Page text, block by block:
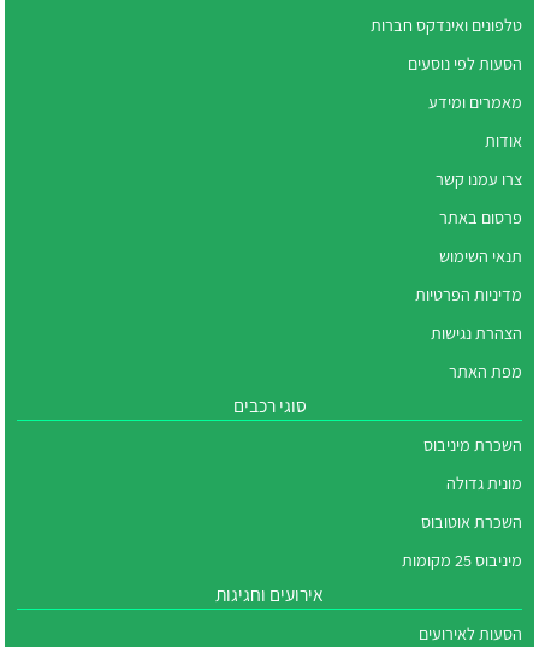
טלפונים ואינדקס חברות
הסעות לפי נוסעים
מאמרים ומידע
אודות
צרו עמנו קשר
פרסום באתר
תנאי השימוש
מדיניות הפרטיות
הצהרת נגישות
מפת האתר
סוגי רכבים
השכרת מיניבוס
מונית גדולה
השכרת אוטובוס
מיניבוס 25 מקומות
אירועים וחגיגות
הסעות לאירועים